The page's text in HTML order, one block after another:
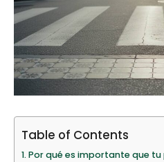
Table of Contents
Por qué es importante que